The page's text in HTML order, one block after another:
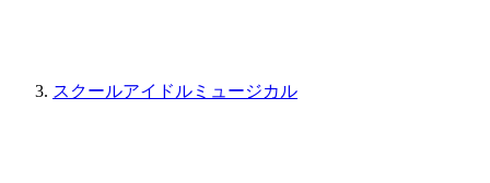
スクールアイドルミュージカル